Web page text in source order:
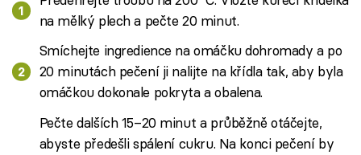
na mělký plech a pečte 20 minut.
Smíchejte ingredience na omáčku dohromady a po
20 minutách pečení ji nalijte na křídla tak, aby byla
omáčkou dokonale pokryta a obalena.
Pečte dalších 15–20 minut a průběžně otáčejte,
abyste předešli spálení cukru. Na konci pečení by